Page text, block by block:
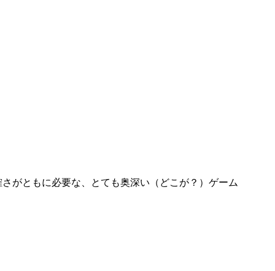
がともに必要な、とても奥深い（どこが？）ゲーム